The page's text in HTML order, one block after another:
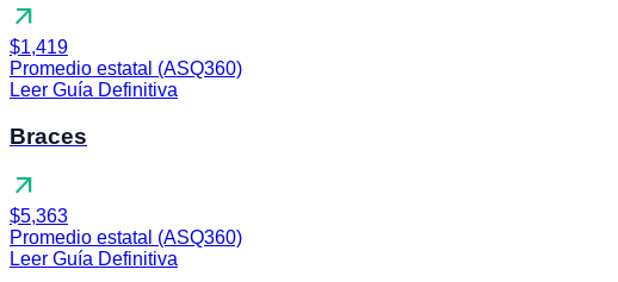
arrow_outward
$1,419
Promedio estatal (ASQ360)
Leer Guía Definitiva
Braces
arrow_outward
$5,363
Promedio estatal (ASQ360)
Leer Guía Definitiva